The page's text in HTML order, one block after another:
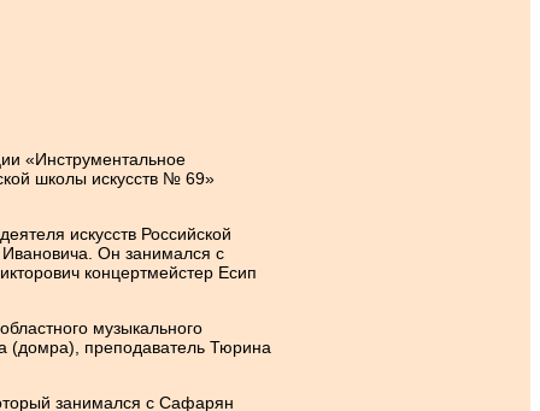
«Инструментальное
школы искусств № 69»
искусств Российской
Он занимался с
концертмейстер Есип
музыкального
(домра), преподаватель Тюрина
занимался с Сафарян